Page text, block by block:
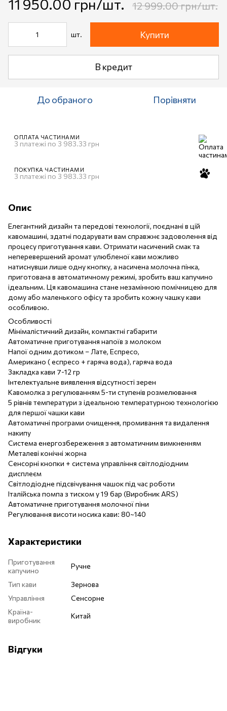
11 950.00 грн/шт. 12 999.00 грн/шт.
шт. Купити
В кредит
До обраного Порівняти
ОПЛАТА ЧАСТИНАМИ
3 платежі по 3 983.33 грн
ПОКУПКА ЧАСТИНАМИ
3 платежі по 3 983.33 грн
Опис
Елегантний дизайн та передові технології, поєднані в цій
кавомашині, здатні подарувати вам справжнє задоволення від
процесу приготування кави. Отримати насичений смак та
неперевершений аромат улюбленої кави можливо
натиснувши лише одну кнопку, а насичена молочна пінка,
приготована в автоматичному режимі, зробить ваш капучино
ідеальним. Ця кавомашина стане незамінною помічницею для
дому або маленького офісу та зробить кожну чашку кави
особливою.
Особливості
Мінімалістичний дизайн, компактні габарити
Автоматичне приготування напоїв з молоком
Напої одним дотиком – Лате, Еспресо,
Американо ( еспресо + гаряча вода), гаряча вода
Закладка кави 7-12 гр
Інтелектуальне виявлення відсутності зерен
Кавомолка з регулюванням 5-ти ступенів розмелювання
5 рівнів температури з ідеальною температурною технологією
для першої чашки кави
Автоматичні програми очищення, промивання та видалення
накипу
Система енергозбереження з автоматичним вимкненням
Металеві конічні жорна
Сенсорні кнопки + система управління світлодіодним
дисплеєм
Світлодіодне підсвічування чашок під час роботи
Італійська помпа з тиском у 19 бар (Виробник ARS)
Автоматичне приготування молочної піни
Регулювання висоти носика кави: 80~140
Характеристики
Приготування
капучино
Ручне
Тип кави
Зернова
Управління
Сенсорне
Країна-
виробник
Китай
Відгуки